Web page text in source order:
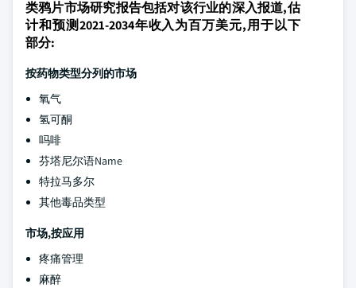
类鸦片市场研究报告包括对该行业的深入报道,估
计和预测2021-2034年收入为百万美元,用于以下
部分:
按药物类型分列的市场
氧气
氢可酮
吗啡
芬塔尼尔语Name
特拉马多尔
其他毒品类型
市场,按应用
疼痛管理
麻醉